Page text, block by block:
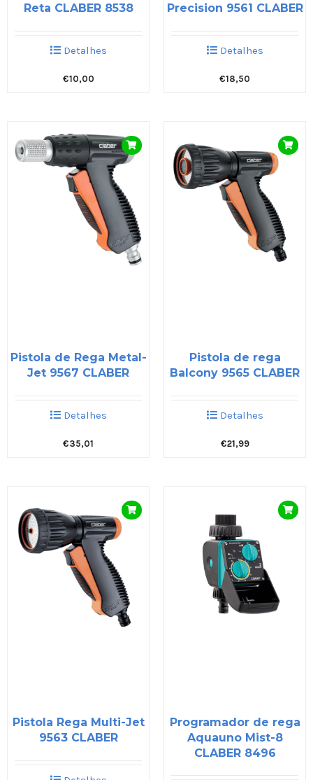
Reta CLABER 8538
Detalhes
€10,00
Precision 9561 CLABER
Detalhes
€18,50
Pistola de Rega Metal-
Jet 9567 CLABER
Detalhes
€35,01
Pistola de rega
Balcony 9565 CLABER
Detalhes
€21,99
Pistola Rega Multi-Jet
9563 CLABER
Programador de rega
Aquauno Mist-8
CLABER 8496